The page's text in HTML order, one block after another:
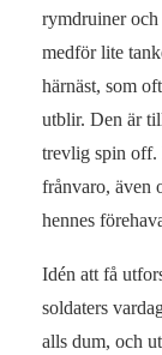
rymdruiner och
medför lite
härnäst, som
utblir. Den är
trevlig spin off.
frånvaro, även
hennes
Idén att få
soldaters
alls dum, och